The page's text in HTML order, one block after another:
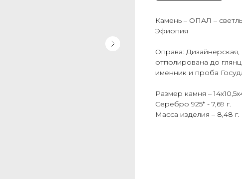
Камень – ОПАЛ –
Эфиопия
Оправа:
отполирована до
именник и проба
Размер камня –
Серебро 925* - 7,69 г.
Масса изделия – 8,48 г.